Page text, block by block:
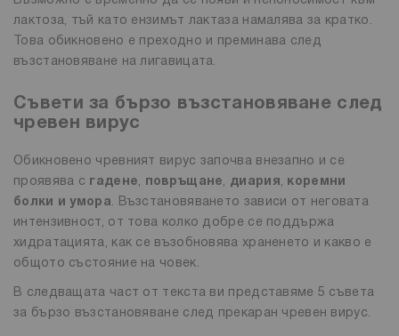
лактоза, тъй като ензимът лактаза намалява за кратко.
Това обикновено е преходно и преминава след
възстановяване на лигавицата.
Съвети за бързо възстановяване след
чревен вирус
Обикновено чревният вирус започва внезапно и се
проявява с
гадене, повръщане, диария , коремни
болки и умора. Възстановяването зависи от неговата
интензивност, от това колко добре се поддържа
хидратацията, как се възобновява храненето и какво е
общото състояние на човек.
В следващата част от текста ви представяме 5 съвета
за бързо възстановяване след прекаран чревен вирус.